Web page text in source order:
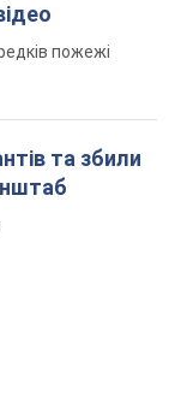
пожежі
та збили